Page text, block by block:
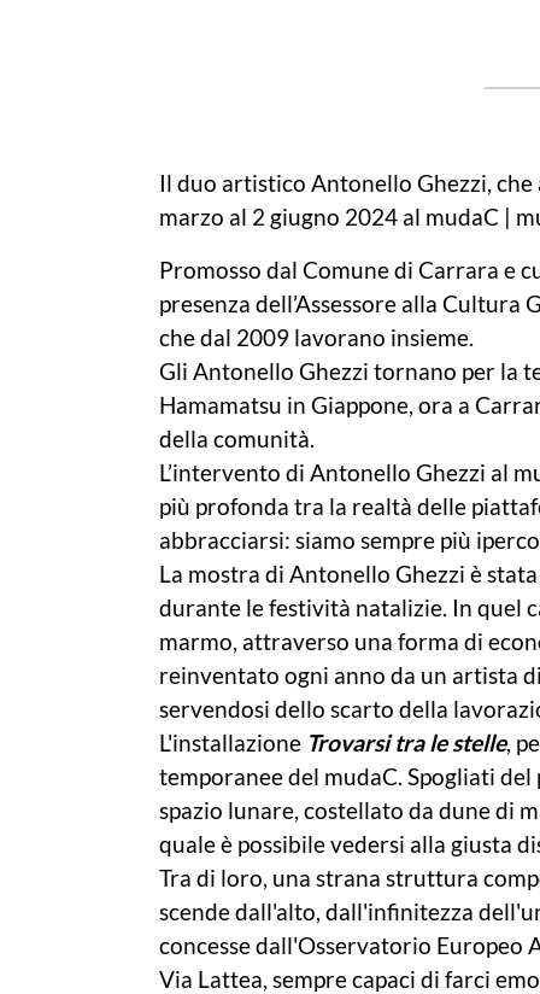
Il duo artistico Antonello Ghezzi,
marzo al 2 giugno 2024 al mudaC |
Promosso dal Comune di Carrara e
presenza dell’Assessore alla
che dal 2009 lavorano insieme.
Gli Antonello Ghezzi tornano per la
Hamamatsu in Giappone, ora a
della comunità.
L’intervento di Antonello Ghezzi al
più profonda tra la realtà delle
abbracciarsi: siamo sempre più
La mostra di Antonello Ghezzi è
durante le festività natalizie. In quel
marmo, attraverso una forma di
reinventato ogni anno da un artista
servendosi dello scarto della
L'installazione Trovarsi tra le stelle,
temporanee del mudaC. Spogliati
spazio lunare, costellato da dune di
quale è possibile vedersi alla giusta
Tra di loro, una strana struttura
scende dall'alto, dall'infinitezza
concesse dall'Osservatorio Europeo
Via Lattea, sempre capaci di farci